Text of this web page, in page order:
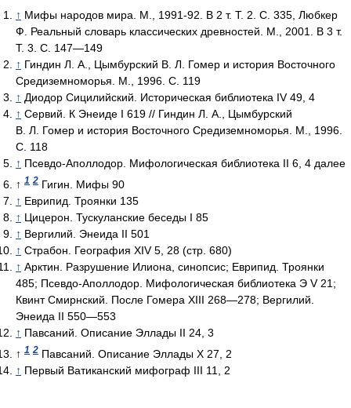
↑ Мифы народов мира. М., 1991-92. В 2 т. Т. 2. С. 335, Любкер
Ф. Реальный словарь классических древностей. М., 2001. В 3 т.
Т. 3. С. 147—149
↑ Гиндин Л. А., Цымбурский В. Л. Гомер и история Восточного
Средиземноморья. М., 1996. С. 119
↑ Диодор Сицилийский. Историческая библиотека IV 49, 4
↑ Сервий. К Энеиде I 619 // Гиндин Л. А., Цымбурский
В. Л. Гомер и история Восточного Средиземноморья. М., 1996.
С. 118
↑ Псевдо-Аполлодор. Мифологическая библиотека II 6, 4 далее
↑ 1 2 Гигин. Мифы 90
↑ Еврипид. Троянки 135
↑ Цицерон. Тускуланские беседы I 85
↑ Вергилий. Энеида II 501
↑ Страбон. География XIV 5, 28 (стр. 680)
↑ Арктин. Разрушение Илиона, синопсис; Еврипид. Троянки
485; Псевдо-Аполлодор. Мифологическая библиотека Э V 21;
Квинт Смирнский. После Гомера XIII 268—278; Вергилий.
Энеида II 550—553
↑ Павсаний. Описание Эллады II 24, 3
↑ 1 2 Павсаний. Описание Эллады X 27, 2
↑ Первый Ватиканский мифограф III 11, 2